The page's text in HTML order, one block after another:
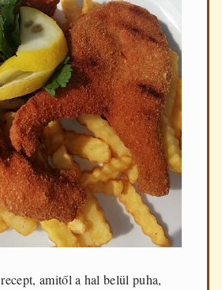
amitől a hal belül puha,